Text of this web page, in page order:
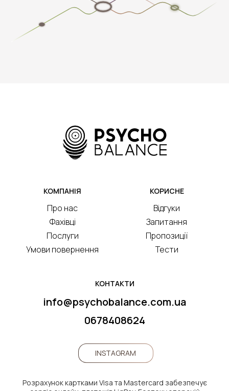
КОМПАНІЯ
Про нас
Фахівці
Послуги
Умови повернення
КОРИСНЕ
Відгуки
Запитання
Пропозиції
Тести
КОНТАКТИ
info@psychobalance.com.ua
0678408624
INSTAGRAM
Розрахунок картками Visa та Mastercard забезпечує